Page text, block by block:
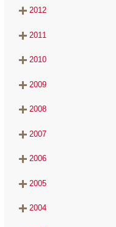
2012
2011
2010
2009
2008
2007
2006
2005
2004